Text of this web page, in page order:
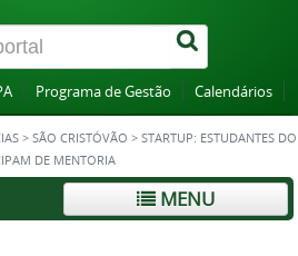
Programa de Gestão Calendários
> SÃO CRISTÓVÃO > STARTUP: ESTUDANTES DO
DE MENTORIA
MENU